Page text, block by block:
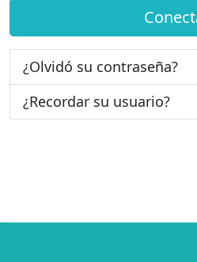
¿Olvidó su contraseña?
¿Recordar su usuario?